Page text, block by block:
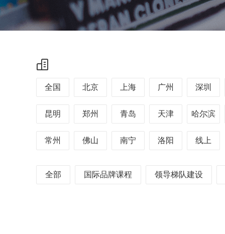
全国 北京 上海 广州 深圳
昆明 郑州 青岛 天津 哈尔滨
常州 佛山 南宁 洛阳 线上
全部 国际品牌课程 领导梯队建设